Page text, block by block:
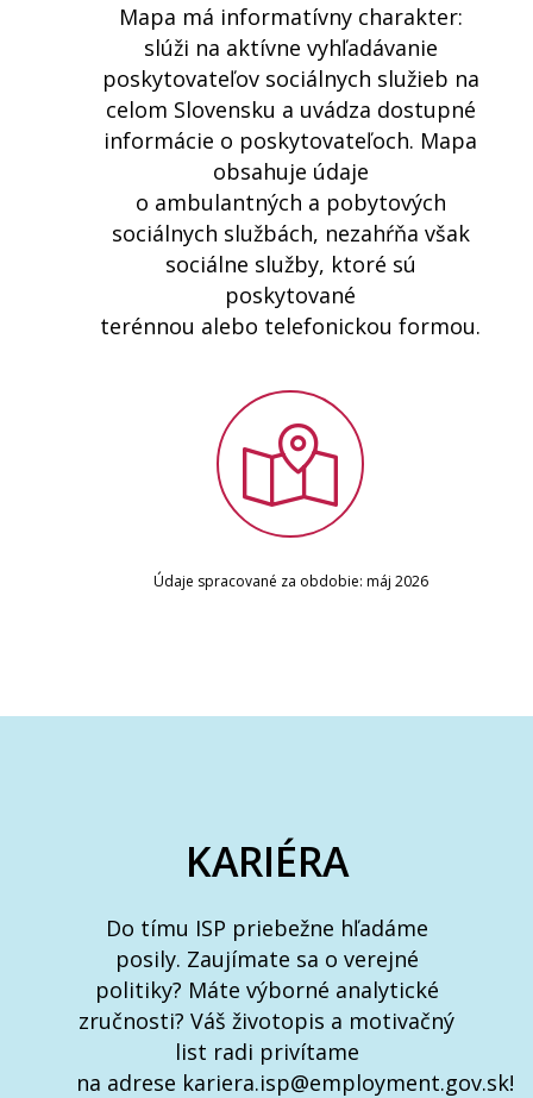
Mapa má informatívny charakter:
slúži na aktívne vyhľadávanie
poskytovateľov sociálnych služieb na
celom Slovensku a uvádza dostupné
informácie o poskytovateľoch. Mapa
obsahuje údaje
o ambulantných a pobytových
sociálnych službách, nezahŕňa však
sociálne služby, ktoré sú
poskytované
terénnou alebo telefonickou formou.
Údaje spracované za obdobie: máj 2026
KARIÉRA
Do tímu ISP priebežne hľadáme
posily. Zaujímate sa o verejné
politiky? Máte výborné analytické
zručnosti? Váš životopis a motivačný
list radi privítame
na adrese kariera.isp@employment.gov.sk!